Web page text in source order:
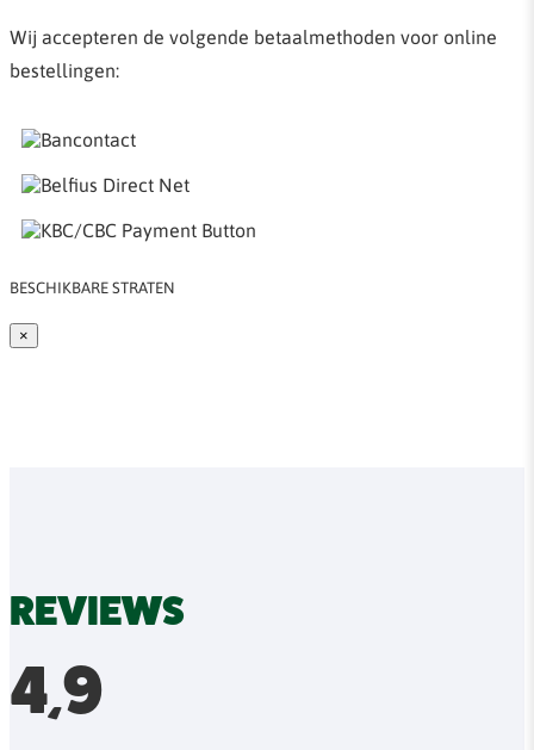
Wij accepteren de volgende betaalmethoden voor online
bestellingen:
BESCHIKBARE STRATEN
×
REVIEWS
4,9